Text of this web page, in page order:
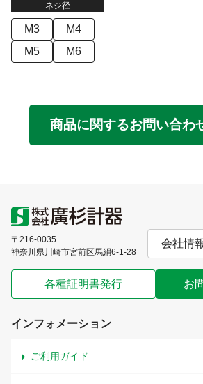
ネジ径
M3
M4
M5
M6
商品に関するお問い合わ
〒216-0035
神奈川県川崎市宮前区馬絹6-1-28
会社情
各種証明書発行 お
インフォメーション
ご利用ガイド